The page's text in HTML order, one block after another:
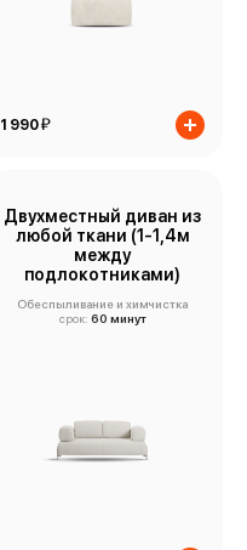
1 990й
Двухместный диван из
любой ткани (1-1,4м
между
подлокотниками)
Обеспыливание и химчистка
срок: 60 минут